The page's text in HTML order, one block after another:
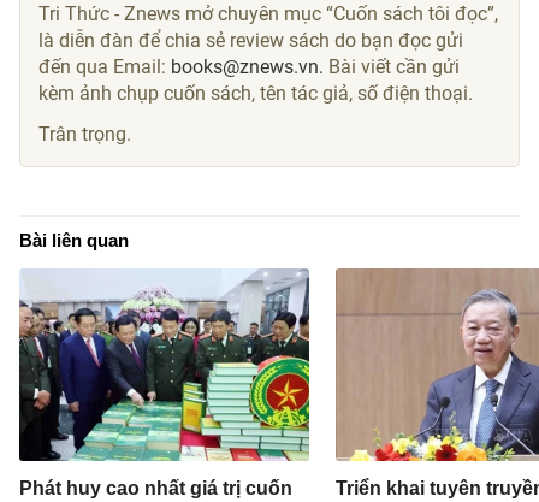
Tri Thức - Znews mở chuyên mục “Cuốn sách tôi đọc”,
là diễn đàn để chia sẻ review sách do bạn đọc gửi
đến qua Email: books@znews.vn. Bài viết cần gửi
kèm ảnh chụp cuốn sách, tên tác giả, số điện thoại.
Trân trọng.
Bài liên quan
Phát huy cao nhất giá trị cuốn
Triển khai tuyên